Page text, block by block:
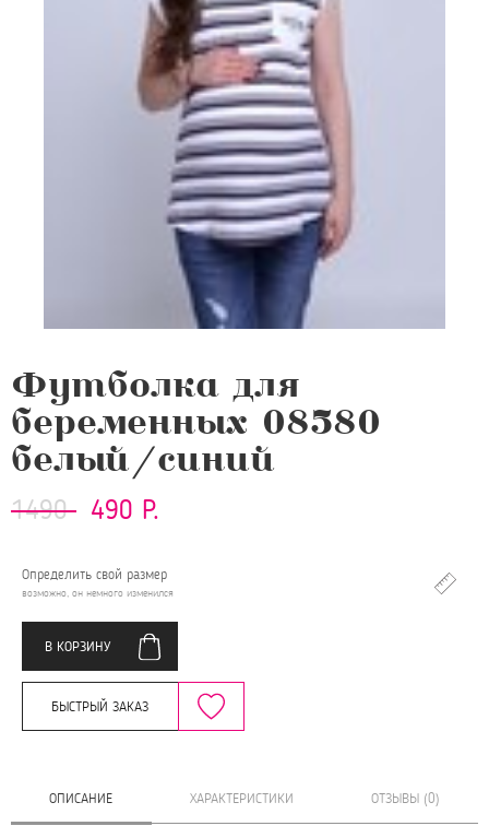
Футболка для
беременных 08580
белый/синий
1490 490 Р.
Определить свой размер
возможно, он немного изменился
В КОРЗИНУ
БЫСТРЫЙ ЗАКАЗ
ОПИСАНИЕ ХАРАКТЕРИСТИКИ ОТЗЫВЫ (0)